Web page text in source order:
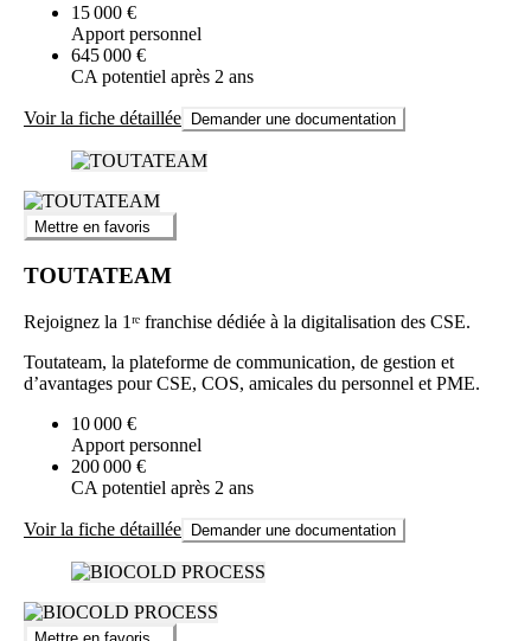
15 000 €
Apport personnel
645 000 €
CA potentiel après 2 ans
Voir la fiche détaillée Demander une documentation
Mettre en favoris
TOUTATEAM
Rejoignez la 1ʳᵉ franchise dédiée à la digitalisation des CSE.
Toutateam, la plateforme de communication, de gestion et
d’avantages pour CSE, COS, amicales du personnel et PME.
10 000 €
Apport personnel
200 000 €
CA potentiel après 2 ans
Voir la fiche détaillée Demander une documentation